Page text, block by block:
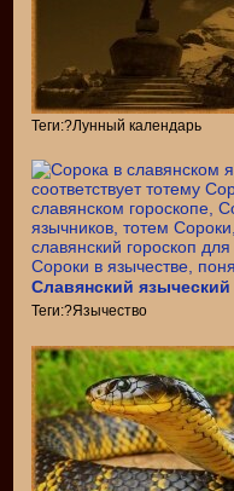
Теги:?Лунный календарь
Славянский
Теги:?Язычество